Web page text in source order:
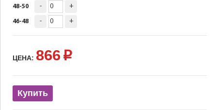
48-50 - +
46-48 - +
ЦЕНА: 866 p
Купить